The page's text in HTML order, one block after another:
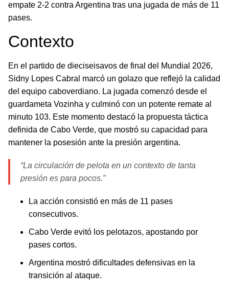
empate 2-2 contra Argentina tras una jugada de más de 11
pases.
Contexto
En el partido de dieciseisavos de final del Mundial 2026,
Sidny Lopes Cabral marcó un golazo que reflejó la calidad
del equipo caboverdiano. La jugada comenzó desde el
guardameta Vozinha y culminó con un potente remate al
minuto 103. Este momento destacó la propuesta táctica
definida de Cabo Verde, que mostró su capacidad para
mantener la posesión ante la presión argentina.
“La circulación de pelota en un contexto de tanta
presión es para pocos.”
La acción consistió en más de 11 pases
consecutivos.
Cabo Verde evitó los pelotazos, apostando por
pases cortos.
Argentina mostró dificultades defensivas en la
transición al ataque.